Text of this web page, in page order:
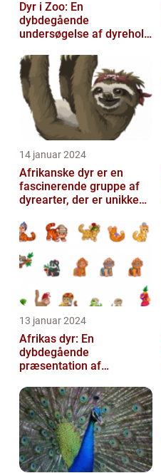
Dyr i Zoo: En
dybdegående
undersøgelse af dyrehold
14 januar 2024
Afrikanske dyr er en
fascinerende gruppe af
dyrearter, der er unikke
kontinent
13 januar 2024
Afrikas dyr: En
dybdegående
præsentation af
dyreliv